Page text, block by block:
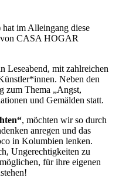
im Alleingang diese
von CASA HOGAR
Leseabend, mit zahlreichen
Neben den
zum Thema „Angst,
und Gemälden statt.
, möchten wir so durch
anregen und das
in Kolumbien lenken.
Ungerechtigkeiten zu
für ihre eigenen